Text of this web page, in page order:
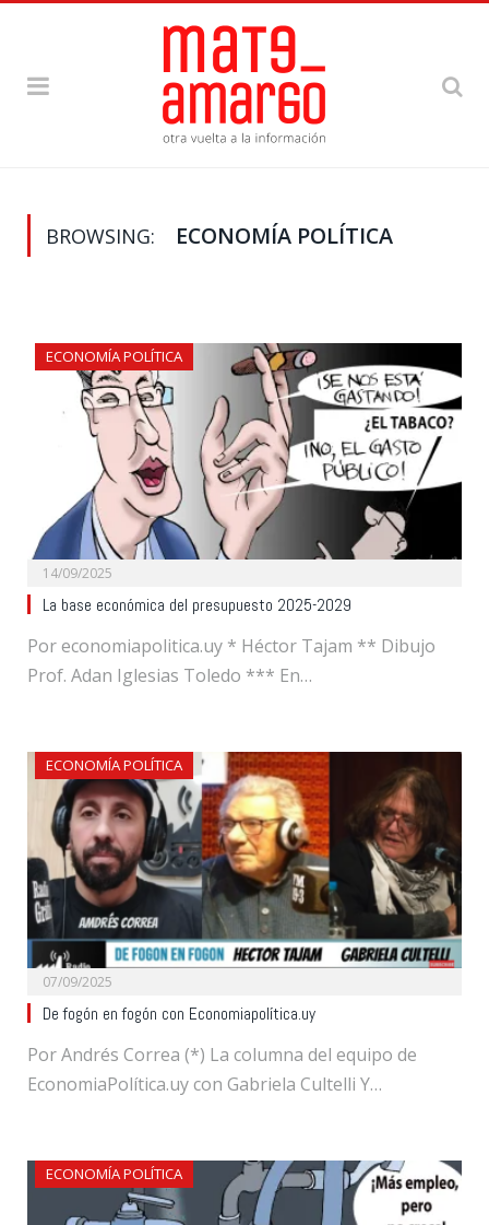
BROWSING: ECONOMÍA POLÍTICA
ECONOMÍA POLÍTICA
14/09/2025
La base económica del presupuesto 2025-2029
Por economiapolitica.uy * Héctor Tajam ** Dibujo
Prof. Adan Iglesias Toledo *** En…
ECONOMÍA POLÍTICA
07/09/2025
De fogón en fogón con Economiapolítica.uy
Por Andrés Correa (*) La columna del equipo de
EconomiaPolítica.uy con Gabriela Cultelli Y…
ECONOMÍA POLÍTICA